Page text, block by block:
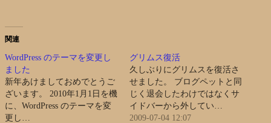
関連
WordPress のテーマを変更し
ました
新年あけましておめでとうご
ざいます。 2010年1月1日を機
に、WordPress のテーマを変
更し…
グリムス復活
久しぶりにグリムスを復活さ
せました。 ブログペットと同
じく退会したわけではなくサ
イドバーから外してい…
2009-07-04 12:07